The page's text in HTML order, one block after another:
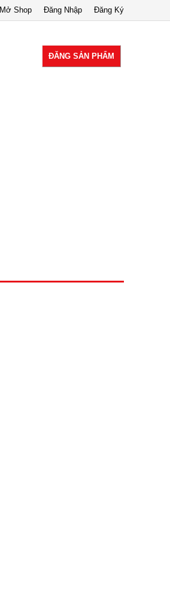
Đăng Ký
Đăng Nhập
Mở Shop
ĐĂNG SẢN PHẨM